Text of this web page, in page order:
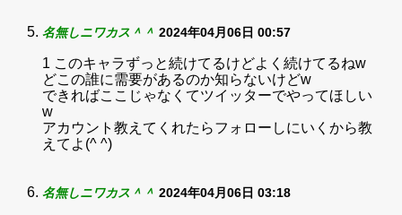
名無しニワカス＾＾ 2024年04月06日 00:57
1 このキャラずっと続けてるけどよく続けてるねw
どこの誰に需要があるのか知らないけどw
できればここじゃなくてツイッターでやってほしい
w
アカウント教えてくれたらフォローしにいくから教
えてよ(^ ^)
名無しニワカス＾＾ 2024年04月06日 03:18